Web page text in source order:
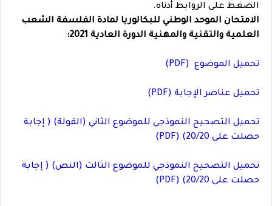
الضغط على الروابط أدناه.
الامتحان الموحد الوطني للبكالوريا لمادة الفلسفة الشعب
العلمية والتقنية والمهنية الدورة العادية 2021:
تحميل الموضوع (PDF)
تحميل عناصر الإجابة (PDF)
تحميل التصحيح النموذجي للموضوع الثاني (القولة) ( إجابة
حصلت على 20/20) (PDF)
تحميل التصحيح النموذجي للموضوع الثالث (النص) ( إجابة
حصلت على 20/20) (PDF)